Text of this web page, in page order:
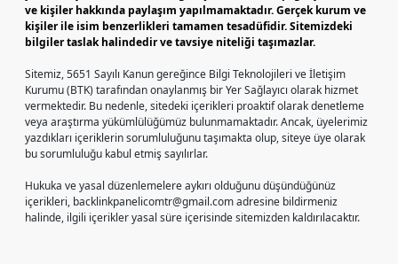
ve kişiler hakkında paylaşım yapılmamaktadır. Gerçek kurum ve
kişiler ile isim benzerlikleri tamamen tesadüfidir. Sitemizdeki
bilgiler taslak halindedir ve tavsiye niteliği taşımazlar.
Sitemiz, 5651 Sayılı Kanun gereğince Bilgi Teknolojileri ve İletişim
Kurumu (BTK) tarafından onaylanmış bir Yer Sağlayıcı olarak hizmet
vermektedir. Bu nedenle, sitedeki içerikleri proaktif olarak denetleme
veya araştırma yükümlülüğümüz bulunmamaktadır. Ancak, üyelerimiz
yazdıkları içeriklerin sorumluluğunu taşımakta olup, siteye üye olarak
bu sorumluluğu kabul etmiş sayılırlar.
Hukuka ve yasal düzenlemelere aykırı olduğunu düşündüğünüz
içerikleri, backlinkpanelicomtr@gmail.comadresine bildirmeniz
halinde, ilgili içerikler yasal süre içerisinde sitemizden kaldırılacaktır.